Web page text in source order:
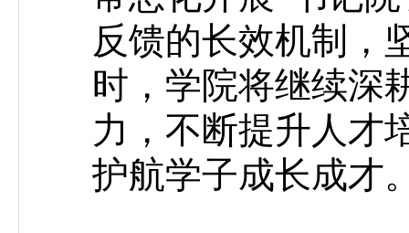
反馈的长效机制，
时，学院将继续深
力，不断提升人才
护航学子成长成才